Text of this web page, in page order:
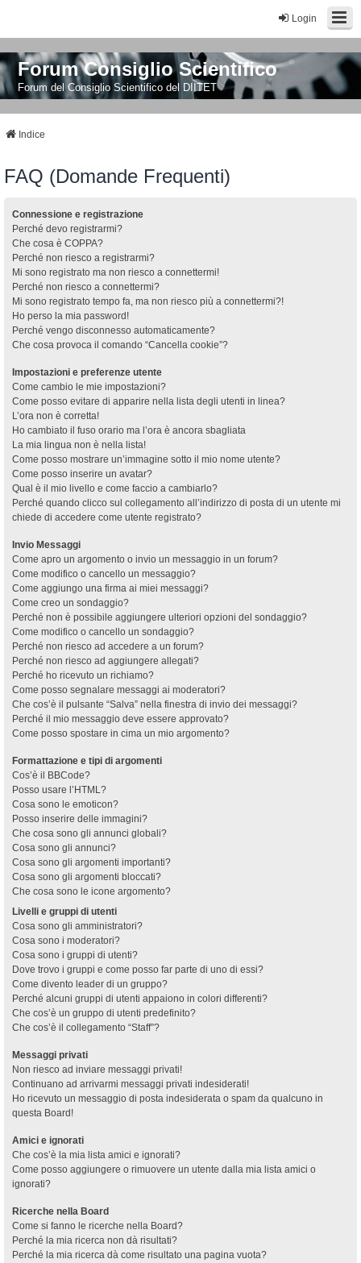
Login
Forum Consiglio Scientifico
Forum del Consiglio Scientifico del DIITET
Indice
FAQ (Domande Frequenti)
Connessione e registrazione
Perché devo registrarmi?
Che cosa è COPPA?
Perché non riesco a registrarmi?
Mi sono registrato ma non riesco a connettermi!
Perché non riesco a connettermi?
Mi sono registrato tempo fa, ma non riesco più a connettermi?!
Ho perso la mia password!
Perché vengo disconnesso automaticamente?
Che cosa provoca il comando “Cancella cookie”?
Impostazioni e preferenze utente
Come cambio le mie impostazioni?
Come posso evitare di apparire nella lista degli utenti in linea?
L’ora non è corretta!
Ho cambiato il fuso orario ma l’ora è ancora sbagliata
La mia lingua non è nella lista!
Come posso mostrare un’immagine sotto il mio nome utente?
Come posso inserire un avatar?
Qual è il mio livello e come faccio a cambiarlo?
Perché quando clicco sul collegamento all’indirizzo di posta di un utente mi
chiede di accedere come utente registrato?
Invio Messaggi
Come apro un argomento o invio un messaggio in un forum?
Come modifico o cancello un messaggio?
Come aggiungo una firma ai miei messaggi?
Come creo un sondaggio?
Perché non è possibile aggiungere ulteriori opzioni del sondaggio?
Come modifico o cancello un sondaggio?
Perché non riesco ad accedere a un forum?
Perché non riesco ad aggiungere allegati?
Perché ho ricevuto un richiamo?
Come posso segnalare messaggi ai moderatori?
Che cos’è il pulsante “Salva” nella finestra di invio dei messaggi?
Perché il mio messaggio deve essere approvato?
Come posso spostare in cima un mio argomento?
Formattazione e tipi di argomenti
Cos’è il BBCode?
Posso usare l’HTML?
Cosa sono le emoticon?
Posso inserire delle immagini?
Che cosa sono gli annunci globali?
Cosa sono gli annunci?
Cosa sono gli argomenti importanti?
Cosa sono gli argomenti bloccati?
Che cosa sono le icone argomento?
Livelli e gruppi di utenti
Cosa sono gli amministratori?
Cosa sono i moderatori?
Cosa sono i gruppi di utenti?
Dove trovo i gruppi e come posso far parte di uno di essi?
Come divento leader di un gruppo?
Perché alcuni gruppi di utenti appaiono in colori differenti?
Che cos’è un gruppo di utenti predefinito?
Che cos’è il collegamento “Staff”?
Messaggi privati
Non riesco ad inviare messaggi privati!
Continuano ad arrivarmi messaggi privati indesiderati!
Ho ricevuto un messaggio di posta indesiderata o spam da qualcuno in
questa Board!
Amici e ignorati
Che cos’è la mia lista amici e ignorati?
Come posso aggiungere o rimuovere un utente dalla mia lista amici o
ignorati?
Ricerche nella Board
Come si fanno le ricerche nella Board?
Perché la mia ricerca non dà risultati?
Perché la mia ricerca dà come risultato una pagina vuota?